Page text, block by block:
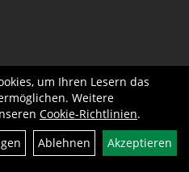
um Ihren Lesern das
Weitere
Cookie-Richtlinien.
Ablehnen Akzeptieren